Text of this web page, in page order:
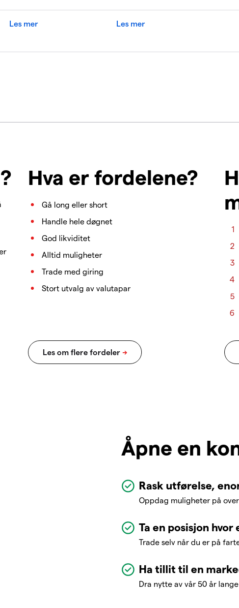
Les mer Les mer
Hva er fordelene?
Gå long eller short
Handle hele døgnet
God likviditet
Alltid muligheter
Trade med giring
Stort utvalg av valutapar
Åpne en
Rask utførelse,
Oppdag muligheter på
Ta en posisjon hvor
Trade selv når du er på
Ha tillit til en
Dra nytte av vår 50 år